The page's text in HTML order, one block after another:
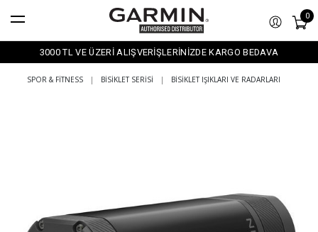
0
3000 TL VE ÜZERİ ALIŞVERİŞLERİNİZDE KARGO BEDAVA
SPOR & FITNESS | BISIKLET SERISI | BISIKLET IŞIKLARI VE RADARLARI